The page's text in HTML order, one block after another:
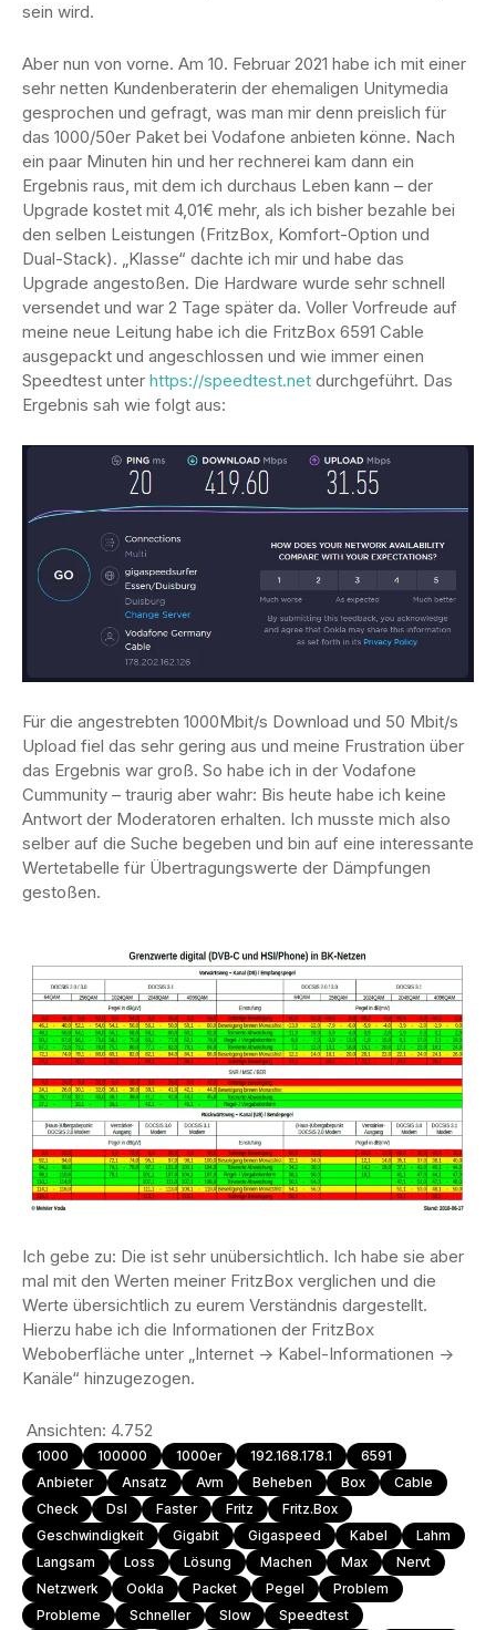
sein wird.
Aber nun von vorne. Am 10. Februar 2021 habe ich mit einer
sehr netten Kundenberaterin der ehemaligen Unitymedia
gesprochen und gefragt, was man mir denn preislich für
das 1000/50er Paket bei Vodafone anbieten könne. Nach
ein paar Minuten hin und her rechnerei kam dann ein
Ergebnis raus, mit dem ich durchaus Leben kann – der
Upgrade kostet mit 4,01€ mehr, als ich bisher bezahle bei
den selben Leistungen (FritzBox, Komfort-Option und
Dual-Stack). „Klasse“ dachte ich mir und habe das
Upgrade angestoßen. Die Hardware wurde sehr schnell
versendet und war 2 Tage später da. Voller Vorfreude auf
meine neue Leitung habe ich die FritzBox 6591 Cable
ausgepackt und angeschlossen und wie immer einen
Speedtest unter https://speedtest.net durchgeführt. Das
Ergebnis sah wie folgt aus:
Für die angestrebten 1000Mbit/s Download und 50 Mbit/s
Upload fiel das sehr gering aus und meine Frustration über
das Ergebnis war groß. So habe ich in der Vodafone
Cummunity – traurig aber wahr: Bis heute habe ich keine
Antwort der Moderatoren erhalten. Ich musste mich also
selber auf die Suche begeben und bin auf eine interessante
Wertetabelle für Übertragungswerte der Dämpfungen
gestoßen.
Ich gebe zu: Die ist sehr unübersichtlich. Ich habe sie aber
mal mit den Werten meiner FritzBox verglichen und die
Werte übersichtlich zu eurem Verständnis dargestellt.
Hierzu habe ich die Informationen der FritzBox
Weboberfläche unter „Internet -> Kabel-Informationen ->
Kanäle“ hinzugezogen.
Ansichten: 4.752
1000 100000 1000er 192.168.178.1
6591
Anbieter
Ansatz Avm Beheben Box
Cable
Check
Dsl Faster Fritz
Fritz.box
Geschwindigkeit
Gigabit Gigaspeed Kabel
Lahm
Langsam
Loss Lösung Machen Max
Nervt
Netzwerk
Ookla Packet Pegel
Problem
Probleme
Schneller Slow
Speedtest